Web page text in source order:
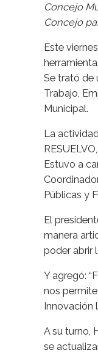
Concejo
Concejo
Este
Se trató de
Trabajo,
Municipal.
La
Estuvo a
Públicas y
El
manera
poder abrir
Y agregó:
nos
Innovación
A su turno,
se